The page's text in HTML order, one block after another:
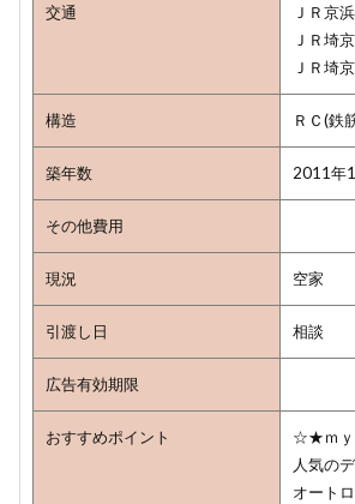
交通
ＪＲ京
ＪＲ埼
ＪＲ埼
構造 ＲＣ(鉄
築年数 2011年
その他費用
現況 空家
引渡し日 相談
広告有効期限
おすすめポイント
☆★ｍｙ
人気の
オート